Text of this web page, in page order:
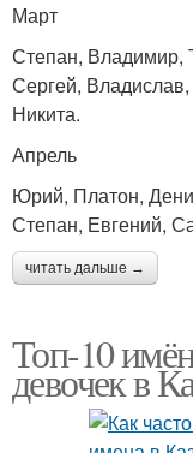
Март
Степан, Владимир,
Сергей,
Никита.
Апрель
Юрий, Платон,
Степан, Евгений,
читать дальше →
Топ-10
девочек в